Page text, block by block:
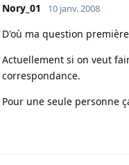
Nory_01 10 janv. 2008
D'où ma question
Actuellement si on veut
correspondance.
Pour une seule personne